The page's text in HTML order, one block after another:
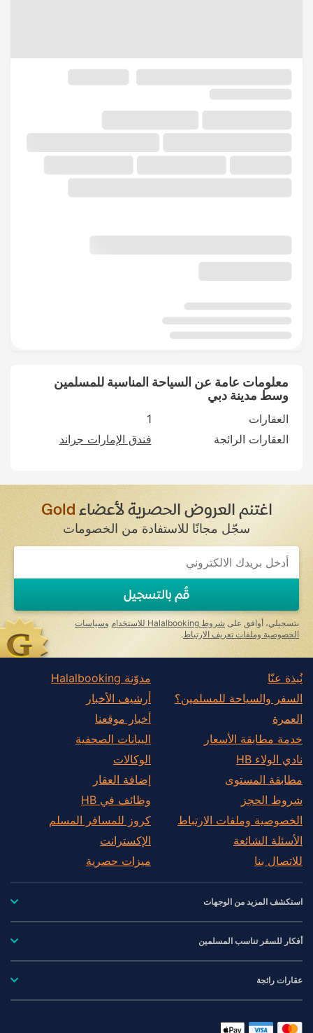
معلومات عامة عن السياحة المناسبة للمسلمين
وسط مدينة دبي
العقارات
1
العقارات الرائجة
فندق الإمارات جراند
اغتنم العروض الحصرية لأعضاءGold
سجّل مجانًا للاستفادة من الخصومات
If
you
ignore
this
field
قُم بالتسجيل
بتسجيلي، أوافق على شروط Halalbooking للاستخدام وسياسات
الخصوصية وملفات تعريف الارتباط .
نُبذة عنّا
السفر والسياحة للمسلمين؟
العمرة
خدمة مطابقة الأسعار
نادي الولاء HB
مطابقة المستوى
شروط الحجز
الخصوصية وملفات الارتباط
الأسئلة الشائعة
للاتصال بنا
مدوّنة Halalbooking
أرشيف الأخبار
أخبار موقعنا
البيانات الصحفية
الوكالات
إضافة العقار
وظائف في HB
كروز للمسافر المسلم
الإكسترانت
ميزات حصرية
استكشف المزيد من الوجهات
أفكار للسفر تناسب المسلمين
عقارات رائجة